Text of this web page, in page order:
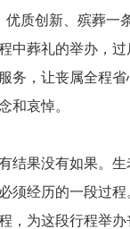
优质创新、殡葬一
中葬礼的举办，
务，让丧属全程省
和哀悼。
结果没有如果。
须经历的一段过程
，为这段行程举